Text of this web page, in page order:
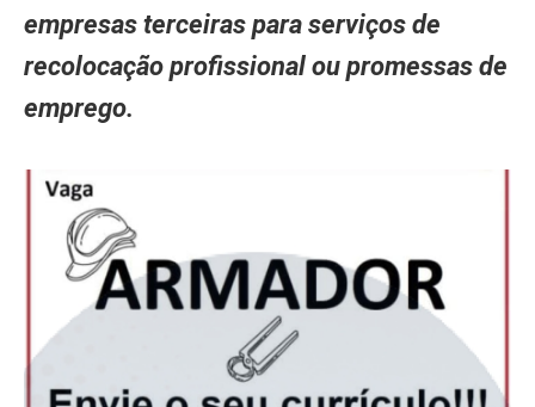
empresas terceiras para serviços de
recolocação profissional ou promessas de
emprego.